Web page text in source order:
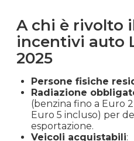
A chi è rivolto
incentivi auto
2025
Persone fisiche
Radiazione
(benzina fino a Euro
Euro 5 incluso) per
esportazione.
Veicoli acquistabili: